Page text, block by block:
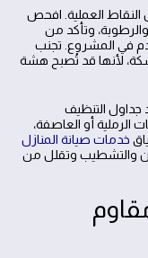
النقاط العملية. افحص
وتأكد من
في المشروع. تجنب
لأنها قد تُصبح هشة
جداول التنظيف
الرملية أو العاصفة،
خدمات صيانة المنازل
والتشطيب وتقلل من